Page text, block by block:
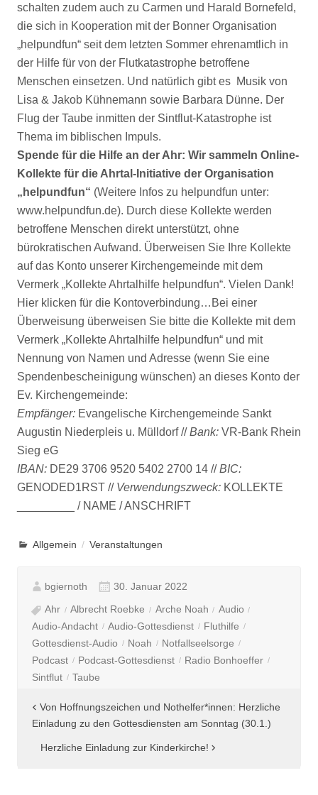
schalten zudem auch zu Carmen und Harald Bornefeld,
die sich in Kooperation mit der Bonner Organisation
„helpundfun“ seit dem letzten Sommer ehrenamtlich in
der Hilfe für von der Flutkatastrophe betroffene
Menschen einsetzen. Und natürlich gibt es Musik von
Lisa & Jakob Kühnemann sowie Barbara Dünne. Der
Flug der Taube inmitten der Sintflut-Katastrophe ist
Thema im biblischen Impuls.
Spende für die Hilfe an der Ahr: Wir sammeln Online-
Kollekte für die Ahrtal-Initiative der Organisation
„helpundfun“ (Weitere Infos zu helpundfun unter:
www.helpundfun.de). Durch diese Kollekte werden
betroffene Menschen direkt unterstützt, ohne
bürokratischen Aufwand. Überweisen Sie Ihre Kollekte
auf das Konto unserer Kirchengemeinde mit dem
Vermerk „Kollekte Ahrtalhilfe helpundfun“. Vielen Dank!
Hier klicken für die Kontoverbindung… Bei einer
Überweisung überweisen Sie bitte die Kollekte mit dem
Vermerk „Kollekte Ahrtalhilfe helpundfun“ und mit
Nennung von Namen und Adresse (wenn Sie eine
Spendenbescheinigung wünschen) an dieses Konto der
Ev. Kirchengemeinde:
Empfänger: Evangelische Kirchengemeinde Sankt
Augustin Niederpleis u. Mülldorf //Bank: VR-Bank Rhein
Sieg eG
IBAN: DE29 3706 9520 5402 2700 14 //BIC:
GENODED1RST // Verwendungszweck: KOLLEKTE
_________ / NAME / ANSCHRIFT
Allgemein Veranstaltungen
bgiernoth 30. Januar 2022
Ahr Albrecht Roebke Arche Noah
Audio
Audio-Andacht
Audio-Gottesdienst
Fluthilfe
Gottesdienst-Audio
Noah
Notfallseelsorge
Podcast
Podcast-Gottesdienst
Radio Bonhoeffer
Sintflut
Taube
Beitragsnavigation
Von Hoffnungszeichen und Nothelfer*innen: Herzliche
Einladung zu den Gottesdiensten am Sonntag (30.1.)
Herzliche Einladung zur Kinderkirche!